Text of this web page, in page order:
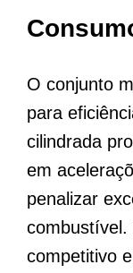
O conjunto
para
cilindrada
em
penalizar
combustível.
competitivo